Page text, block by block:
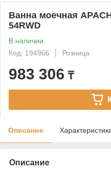
Ванна моечная
54RWD
В наличии
Код: 194966
Розница
983 306 ₸
Описание
Описание